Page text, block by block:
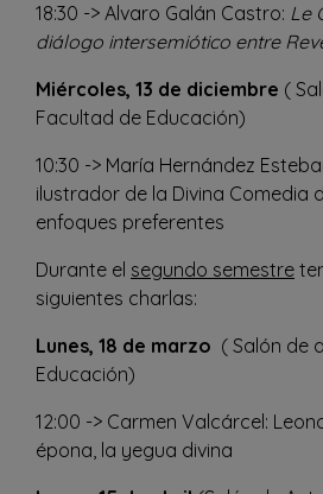
18:30 -> Alvaro Galán Castro: Le
diálogo intersemiótico entre
Miércoles, 13 de diciembre (
Facultad de Educación)
10:30 -> María Hernández
ilustrador de la Divina Comedia
enfoques preferentes
Durante el segundo semestre
siguientes charlas:
Lunes, 18 de marzo ( Salón de
Educación)
12:00 -> Carmen Valcárcel:
épona, la yegua divina